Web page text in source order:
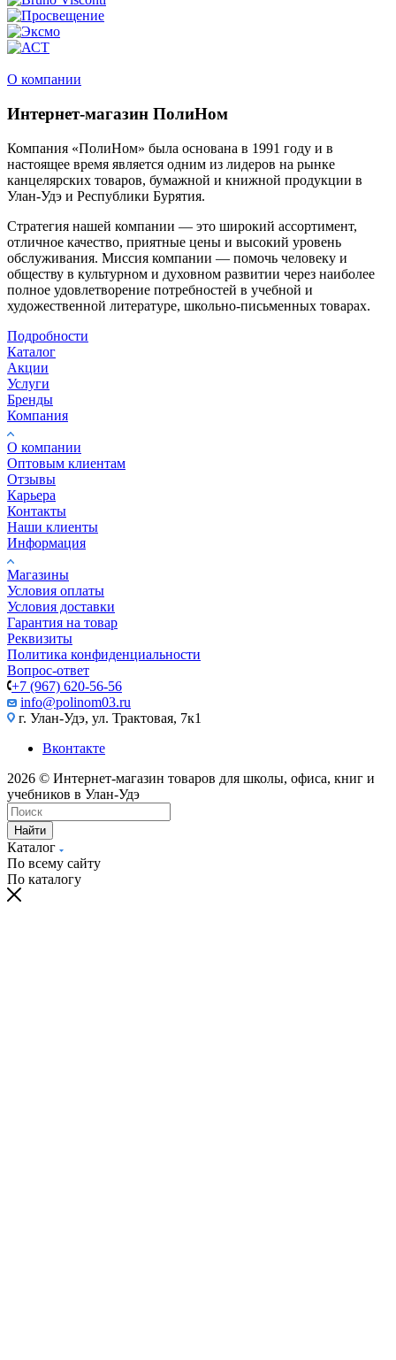
О компании
Интернет-магазин ПолиНом
Компания «ПолиНом» была основана в 1991 году и в
настоящее время является одним из лидеров на рынке
канцелярских товаров, бумажной и книжной продукции в
Улан-Удэ и Республики Бурятия.
Стратегия нашей компании — это широкий ассортимент,
отличное качество, приятные цены и высокий уровень
обслуживания. Миссия компании — помочь человеку и
обществу в культурном и духовном развитии через наиболее
полное удовлетворение потребностей в учебной и
художественной литературе, школьно-письменных товарах.
Подробности
Каталог
Акции
Услуги
Бренды
Компания
О компании
Оптовым клиентам
Отзывы
Карьера
Контакты
Наши клиенты
Информация
Магазины
Условия оплаты
Условия доставки
Гарантия на товар
Реквизиты
Политика конфиденциальности
Вопрос-ответ
+7 (967) 620-56-56
info@polinom03.ru
г. Улан-Удэ, ул. Трактовая, 7к1
Вконтакте
2026 © Интернет-магазин товаров для школы, офиса, книг и
учебников в Улан-Удэ
Найти
Каталог
По всему сайту
По каталогу